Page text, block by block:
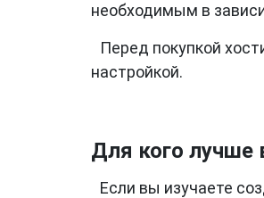
необходимым в
Перед покупкой
настройкой.
Для кого лучше
Если вы изучаете